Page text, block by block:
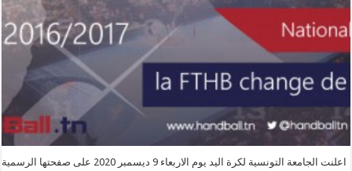
اعلنت الجامعة التونسية لكرة اليد يوم الاربعاء 9 ديسمبر 2020 على صفحتها الرسمية